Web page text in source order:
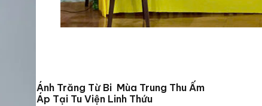
Ánh Trăng Từ Bi Mùa Trung Thu Ấm
Áp Tại Tu Viện Linh Thứu